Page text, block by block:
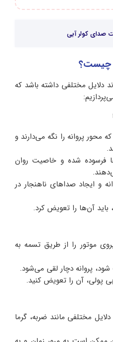
صدای کولر آبی
چیست؟
دلایل مختلفی داشته باشد که
محور پروانه را نگه می‌دارند و
فرسوده شده و خاصیت روان
و ایجاد صداهای ناهنجار در
باید آن‌ها را تعویض کرد.
موتور را از طریق تسمه به
پروانه دچار لقی می‌شود.
پولی، آن را تعویض کنید.
مختلفی مانند ضربه، گرما